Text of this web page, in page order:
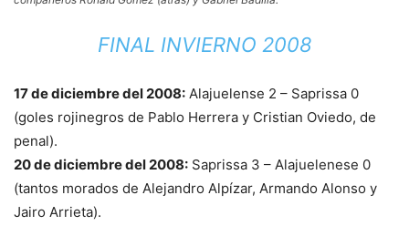
FINAL INVIERNO 2008
17 de diciembre del 2008: Alajuelense 2 – Saprissa 0
(goles rojinegros de Pablo Herrera y Cristian Oviedo, de
penal).
20 de diciembre del 2008: Saprissa 3 – Alajuelenese 0
(tantos morados de Alejandro Alpízar, Armando Alonso y
Jairo Arrieta).